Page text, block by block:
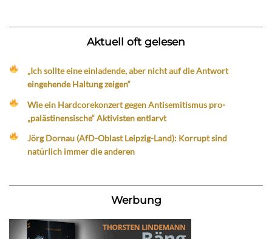
Aktuell oft gelesen
„Ich sollte eine einladende, aber nicht auf die Antwort
eingehende Haltung zeigen“
Wie ein Hardcorekonzert gegen Antisemitismus pro-
„palästinensische“ Aktivisten entlarvt
Jörg Dornau (AfD-Oblast Leipzig-Land): Korrupt sind
natürlich immer die anderen
Werbung